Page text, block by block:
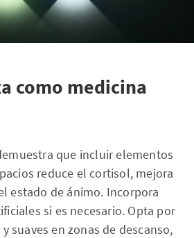
como medicina
que incluir elementos
reduce el cortisol, mejora
estado de ánimo. Incorpora
si es necesario. Opta por
suaves en zonas de descanso,